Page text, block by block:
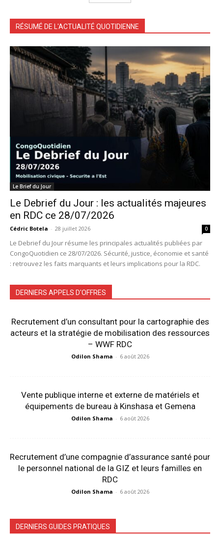
RÉSUMÉ DE L'ACTUALITÉ QUOTIDIENNE
Le Brief du Jour
Le Debrief du Jour : les actualités majeures
en RDC ce 28/07/2026
Cédric Botela - 28 juillet 2026 0
Le Debrief du Jour résume les principales actualités publiées par
CongoQuotidien ce 28/07/2026. Sécurité, justice, économie et santé
: retrouvez les faits marquants et leurs implications pour la RDC.
DERNIERS APPELS D'OFFRES
Recrutement d’un consultant pour la cartographie des
acteurs et la stratégie de mobilisation des ressources
– WWF RDC
Odilon Shama - 6 août 2026
Vente publique interne et externe de matériels et
équipements de bureau à Kinshasa et Gemena
Odilon Shama - 6 août 2026
Recrutement d’une compagnie d’assurance santé pour
le personnel national de la GIZ et leurs familles en
RDC
Odilon Shama - 6 août 2026
DERNIERS GUIDES PRATIQUES